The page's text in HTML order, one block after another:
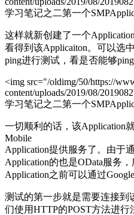
学习笔记之二第一个
这样就新创建了一个
看得到该Applicaiton。可以选
ping进行测试，看是否能够ping
<img src="/oldimg/50/https://
content/uploads/2019/08/
学习笔记之二第一个
一切顺利的话，该Application
Mobile
Application提供服务了。由于
Application的也是OData服务
Application之前可以通过
测试的第一步就是需要连接到
们使用HTTP的POST方法进